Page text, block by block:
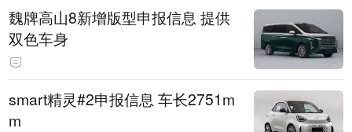
魏牌高山8新增版型申报信息 提供
双色车身
smart精灵#2申报信息 车长2751m
m